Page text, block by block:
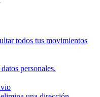
todos tus movimientos
personales.